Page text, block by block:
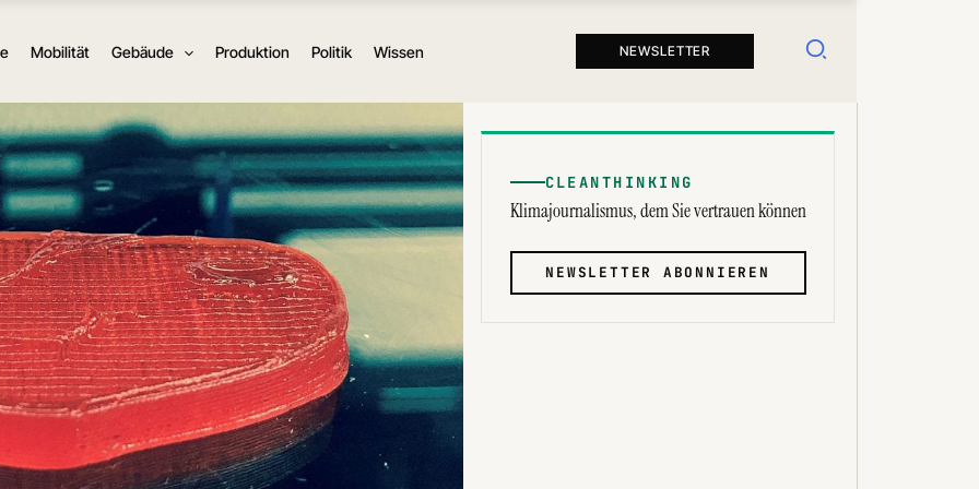
Mobilität Gebäude Produktion Politik Wissen NEWSLETTER Suchen
CLEANTHINKING
Klimajournalismus, dem Sie vertrauen können
NEWSLETTER ABONNIEREN